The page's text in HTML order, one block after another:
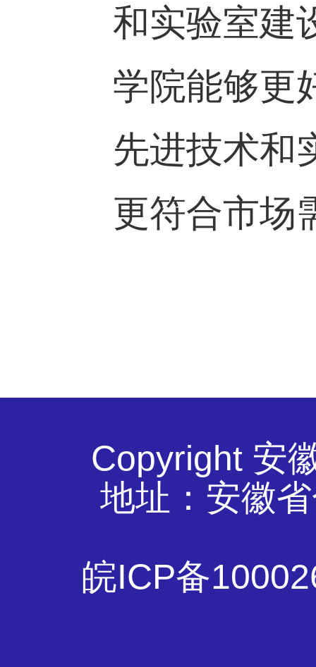
和实验室建
学院能够更
先进技术和
更符合市场
Copyright 安
地址：安徽
皖ICP备